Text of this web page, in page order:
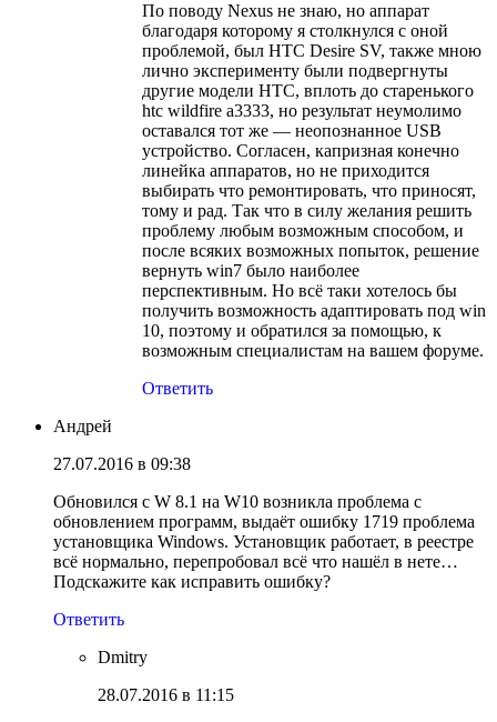
По поводу Nexus не знаю, но аппарат
благодаря которому я столкнулся с оной
проблемой, был HTC Desire SV, также мною
лично эксперименту были подвергнуты
другие модели HTC, вплоть до старенького
htc wildfire a3333, но результат неумолимо
оставался тот же — неопознанное USB
устройство. Согласен, капризная конечно
линейка аппаратов, но не приходится
выбирать что ремонтировать, что приносят,
тому и рад. Так что в силу желания решить
проблему любым возможным способом, и
после всяких возможных попыток, решение
вернуть win7 было наиболее
перспективным. Но всё таки хотелось бы
получить возможность адаптировать под win
10, поэтому и обратился за помощью, к
возможным специалистам на вашем форуме.
Ответить
Андрей
27.07.2016 в 09:38
Обновился с W 8.1 на W10 возникла проблема с
обновлением программ, выдаёт ошибку 1719 проблема
установщика Windows. Установщик работает, в реестре
всё нормально, перепробовал всё что нашёл в нете…
Подскажите как исправить ошибку?
Ответить
Dmitry
28.07.2016 в 11:15